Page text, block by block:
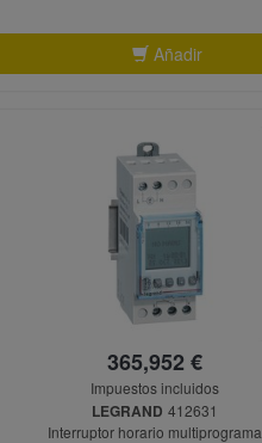
Añadir
365,952 €
Impuestos incluidos
LEGRAND 412631
Interruptor horario multiprograma